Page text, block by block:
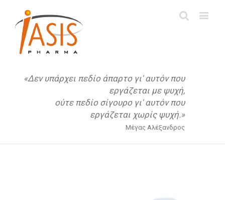
«Δεν υπάρχει πεδίο άπαρτο γι' αυτόν που
εργάζεται με ψυχή,
ούτε πεδίο σίγουρο γι' αυτόν που
εργάζεται χωρίς ψυχή.»
Μέγας Αλέξανδρος